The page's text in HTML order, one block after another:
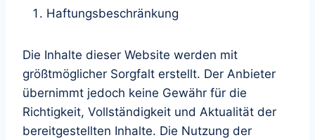
Haftungsbeschränkung
Die Inhalte dieser Website werden mit
größtmöglicher Sorgfalt erstellt. Der Anbieter
übernimmt jedoch keine Gewähr für die
Richtigkeit, Vollständigkeit und Aktualität der
bereitgestellten Inhalte. Die Nutzung der